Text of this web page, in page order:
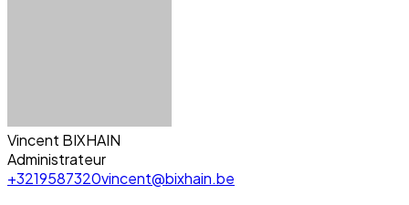
Vincent BIXHAIN
Administrateur
+3219587320vincent@bixhain.be